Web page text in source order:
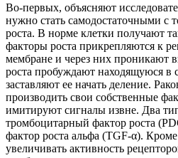
Во-первых, объясняют
нужно стать самодостаточными с
роста. В норме клетки получают
факторы роста прикрепляются к
мембране и через них проникают
роста пробуждают находящуюся в
заставляют ее начать деление.
производить свои собственные
имитируют сигналы извне. Два
тромбоцитарный фактор роста
фактор роста альфа (TGF-α).
увеличивать активность